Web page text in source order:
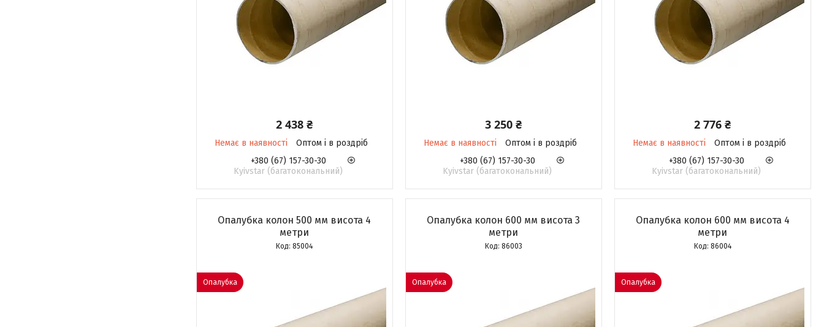
2 438 ₴
Немає в наявності
Оптом і в роздріб
+380 (67) 157-30-30
Kyivstar (багатокональний)
3 250 ₴
Немає в наявності
Оптом і в роздріб
+380 (67) 157-30-30
Kyivstar (багатокональний)
2 776 ₴
Немає в наявності
Оптом і в роздріб
+380 (67) 157-30-30
Kyivstar (багатокональний)
Опалубка колон 500 мм висота 4
метри
85004
Опалубка
Опалубка колон 600 мм висота 3
метри
86003
Опалубка
Опалубка колон 600 мм висота 4
метри
86004
Опалубка